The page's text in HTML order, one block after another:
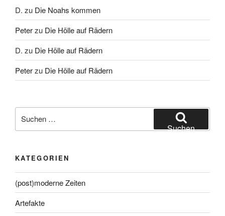
D. zu Die Noahs kommen
Peterzu Die Hölle auf Rädern
D. zu Die Hölle auf Rädern
Peterzu Die Hölle auf Rädern
nach:
Suchen
KATEGORIEN
(post)moderne Zeiten
Artefakte